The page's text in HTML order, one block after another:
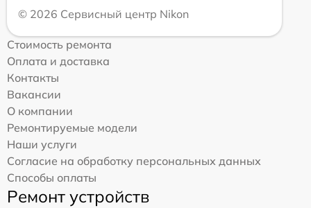
© 2026 Сервисный центр Nikon
Стоимость ремонта
Оплата и доставка
Контакты
Вакансии
О компании
Ремонтируемые модели
Наши услуги
Согласие на обработку персональных данных
Способы оплаты
Ремонт устройств